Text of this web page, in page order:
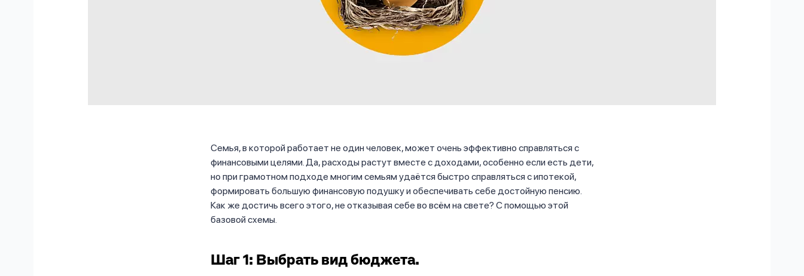
Семья, в которой работает не один человек, может очень эффективно справляться с
финансовыми целями. Да, расходы растут вместе с доходами, особенно если есть дети,
но при грамотном подходе многим семьям удаётся быстро справляться с ипотекой,
формировать большую финансовую подушку и обеспечивать себе достойную пенсию.
Как же достичь всего этого, не отказывая себе во всём на свете? С помощью этой
базовой схемы.
Шаг 1: Выбрать вид бюджета.